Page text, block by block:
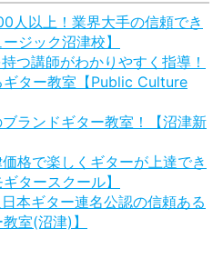
人以上！業界大手の信頼でき
ジック沼津校】
つ講師がわかりやすく指導！
ター教室【Public Culture
ランドギター教室！【沼津新
格で楽しくギターが上達でき
タースクール】
本ギター連名公認の信頼ある
室(沼津)】